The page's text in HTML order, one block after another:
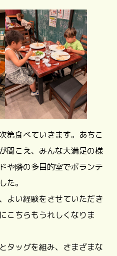
第食べていきます。あちこ
聞こえ、みんな大満足の様
や隣の多目的室でボランテ
た。
よい経験をさせていただき
こちらもうれしくなりま
タッグを組み、さまざまな